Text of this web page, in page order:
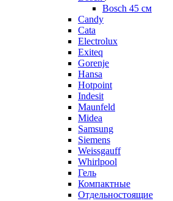
Bosch 45 см
Candy
Cata
Electrolux
Exiteq
Gorenje
Hansa
Hotpoint
Indesit
Maunfeld
Midea
Samsung
Siemens
Weissgauff
Whirlpool
Гель
Компактные
Отдельностоящие